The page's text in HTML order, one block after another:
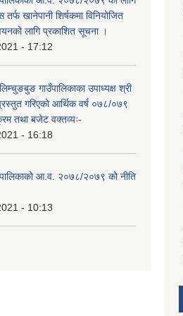
तर्फ खानेपानी शिर्षकमा विनियोजित
लागि प्रकाशित सूचना ।
- 17:12
गाउँपालिकाका उपाध्यक्ष श्री
गरिएको आर्थिक वर्ष ०७८/०७९
तथा बजेट वक्तव्यः-
- 16:18
आ.व. २०७८/२०७९ को नीति
- 10:13